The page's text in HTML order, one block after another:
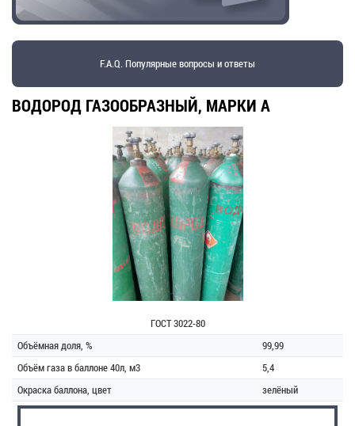
F.A.Q. Популярные вопросы и ответы
ВОДОРОД ГАЗООБРАЗНЫЙ, МАРКИ А
ГОСТ 3022-80
Объёмная доля, %
99,99
Объём газа в баллоне 40л, м3
5,4
Окраска баллона, цвет
зелёный